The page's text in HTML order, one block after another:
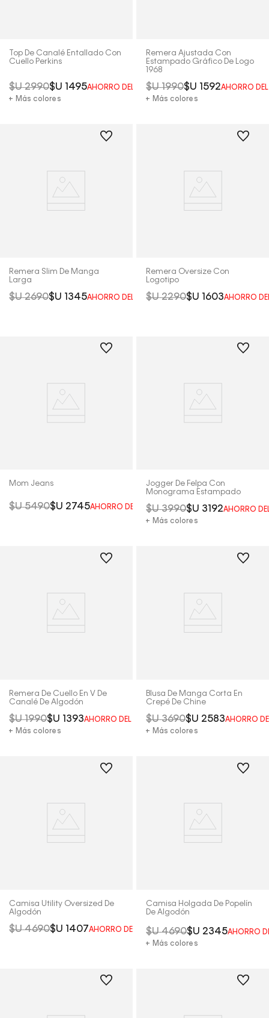
Top De Canalé Entallado Con
Cuello Perkins
$U 2990$U 1495AHORRO DEL
50%
+ Más colores
Remera Ajustada Con
Estampado Gráfico De Logo
1968
$U 1990$U 1592AHORRO
+ Más colores
Remera Slim De Manga
Larga
$U 2690$U 1345AHORRO DEL 50%
Remera Oversize Con
Logotipo
$U 2290$U 1603AHORRO
Mom Jeans
$U 5490$U 2745AHORRO DEL 50%
Jogger De Felpa Con
Monograma Estampado
$U 3990$U 3192AHORRO
+ Más colores
Remera De Cuello En V De
Canalé De Algodón
$U 1990$U 1393AHORRO DEL
30%
+ Más colores
Blusa De Manga Corta En
Crepé De Chine
$U 3690$U 2583AHORRO
+ Más colores
Camisa Utility Oversized De
Algodón
$U 4690$U 1407AHORRO DEL 70%
Camisa Holgada De Popelín
De Algodón
$U 4690$U 2345AHORRO
+ Más colores